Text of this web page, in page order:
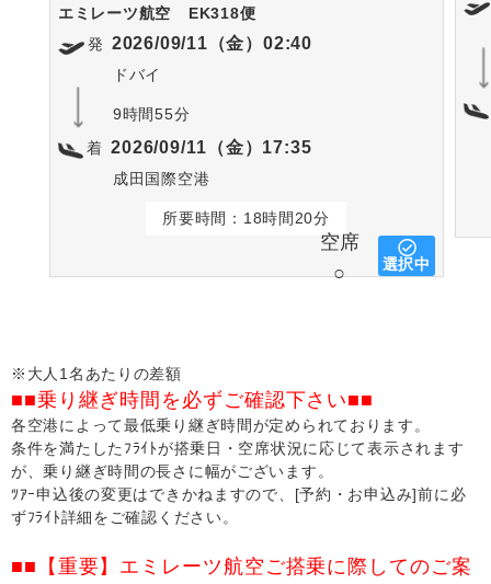
エミレーツ航空
EK318便
発 2026/09/11（金）02:40
ドバイ
9時間55分
着 2026/09/11（金）17:35
成田国際空港
所要時間：18時間20分
空席
○
選択中
※大人1名あたりの差額
■■乗り継ぎ時間を必ずご確認下さい■■
各空港によって最低乗り継ぎ時間が定められております。
条件を満たしたﾌﾗｲﾄが搭乗日・空席状況に応じて表示されます
が、乗り継ぎ時間の長さに幅がございます。
ﾂｱｰ申込後の変更はできかねますので、[予約・お申込み]前に必
ずﾌﾗｲﾄ詳細をご確認ください。
■■【重要】エミレーツ航空ご搭乗に際してのご案